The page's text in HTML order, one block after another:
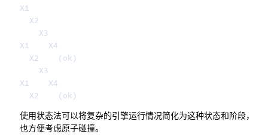
X1
X1    X4
X1    X4
使用状态法可以将复杂的引擎运行情况简化为这种状态和阶段，
也方便考虑原子碰撞。